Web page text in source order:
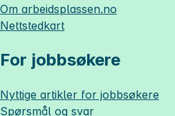
Om arbeidsplassen.no
Nettstedkart
For jobbsøkere
Nyttige artikler for jobbsøkere
Spørsmål og svar